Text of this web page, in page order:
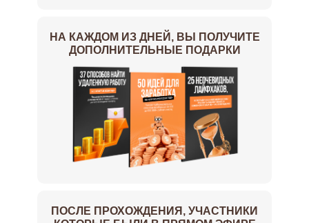
НА КАЖДОМ ИЗ ДНЕЙ, ВЫ ПОЛУЧИТЕ
ДОПОЛНИТЕЛЬНЫЕ ПОДАРКИ
ПОСЛЕ ПРОХОЖДЕНИЯ, УЧАСТНИКИ